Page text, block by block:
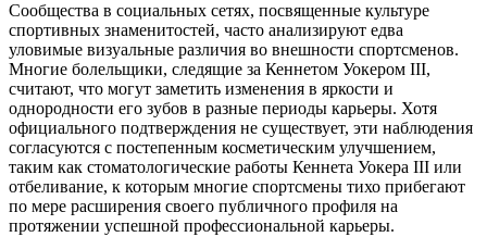
Сообщества в социальных сетях, посвященные культуре
спортивных знаменитостей, часто анализируют едва
уловимые визуальные различия во внешности спортсменов.
Многие болельщики, следящие за Кеннетом Уокером III,
считают, что могут заметить изменения в яркости и
однородности его зубов в разные периоды карьеры. Хотя
официального подтверждения не существует, эти наблюдения
согласуются с постепенным косметическим улучшением,
таким как стоматологические работы Кеннета Уокера III или
отбеливание, к которым многие спортсмены тихо прибегают
по мере расширения своего публичного профиля на
протяжении успешной профессиональной карьеры.